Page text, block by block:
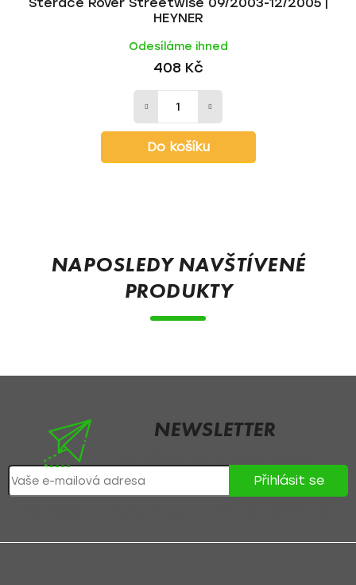
HEYNER
Odesíláme ihned
408 Kč
Do košíku
NAPOSLEDY NAVŠTÍVENÉ
PRODUKTY
NEWSLETTER
Přihlásit se